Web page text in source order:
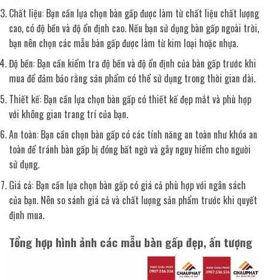
Chất liệu: Bạn cần lựa chọn bàn gấp được làm từ chất liệu chất lượng
cao, có độ bền và độ ổn định cao. Nếu bạn sử dụng bàn gấp ngoài trời,
bạn nên chọn các mẫu bàn gấp được làm từ kim loại hoặc nhựa.
Độ bền: Bạn cần kiểm tra độ bền và độ ổn định của bàn gấp trước khi
mua để đảm bảo rằng sản phẩm có thể sử dụng trong thời gian dài.
Thiết kế: Bạn cần lựa chọn bàn gấp có thiết kế đẹp mắt và phù hợp
với không gian trang trí của bạn.
An toàn: Bạn cần chọn bàn gấp có các tính năng an toàn như khóa an
toàn để tránh bàn gấp bị đóng bất ngờ và gây nguy hiểm cho người
sử dụng.
Giá cả: Bạn cần lựa chọn bàn gấp có giá cả phù hợp với ngân sách
của bạn. Nên so sánh giá cả và chất lượng sản phẩm trước khi quyết
định mua.
Tổng hợp hình ảnh các mẫu bàn gấp đẹp, ấn tượng